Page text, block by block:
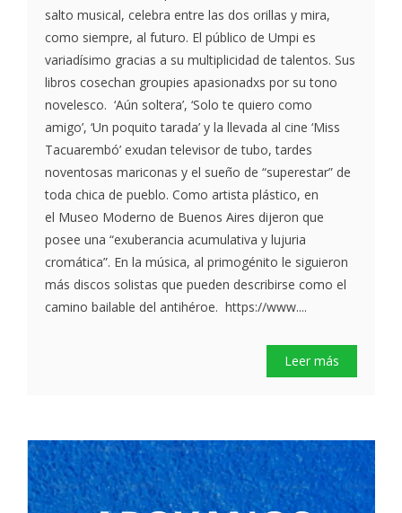
salto musical, celebra entre las dos orillas y mira,
como siempre, al futuro. El público de Umpi es
variadísimo gracias a su multiplicidad de talentos. Sus
libros cosechan groupies apasionadxs por su tono
novelesco. ‘Aún soltera’, ‘Solo te quiero como
amigo’, ‘Un poquito tarada’ y la llevada al cine ‘Miss
Tacuarembó’ exudan televisor de tubo, tardes
noventosas mariconas y el sueño de “superestar” de
toda chica de pueblo. Como artista plástico, en
el Museo Moderno de Buenos Aires dijeron que
posee una “exuberancia acumulativa y lujuria
cromática”. En la música, al primogénito le siguieron
más discos solistas que pueden describirse como el
camino bailable del antihéroe. https://www....
Leer más